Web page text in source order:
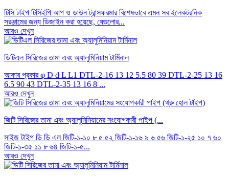
টিসি টাইপ টিসিইপি আপ ও ডাউন ট্রান্সফরমার বিশেষভাবে এমন সব ইলেকট্রনিক
সরঞ্জামের জন্য ডিজাইন করা হয়েছে, যেগুলোর...
আরও দেখুন
ডিটিএল সিরিজের তামা এবং অ্যালুমিনিয়াম টার্মিনাল
আকার প্রকার φ D d L L1 DTL-2-16 13 12 5.5 80 39 DTL-2-25 13 16
6.5 90 43 DTL-2-35 13 16 8 ...
আরও দেখুন
জিটি সিরিজের তামা এবং অ্যালুমিনিয়ামের সংযোগকারী পাইপ (...
সাইজ টাইপ ডি ডি এল জিটি-১-১০ ৮ ৫ ৫২ জিটি-১-১৬ ৯ ৬ ৫৬ ​​জিটি-১-২৫ ১০ ৭ ৬০
জিটি-১-৩৫ ১১ ৮ ৬৪ জিটি-১-৫...
আরও দেখুন